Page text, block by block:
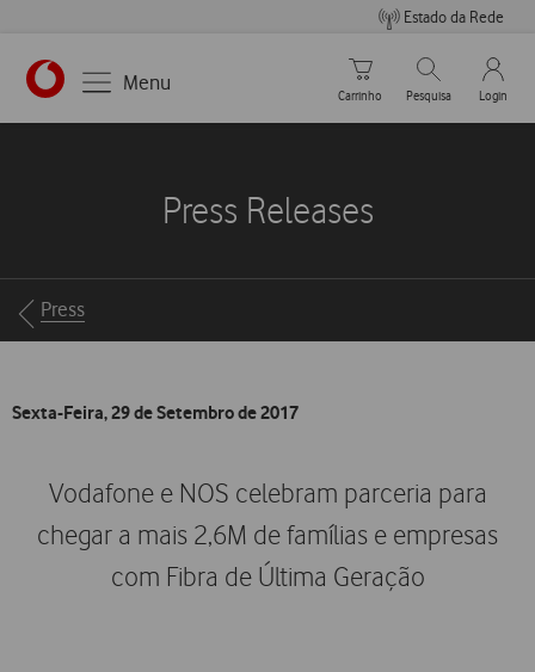
Estado da Rede
https://www.vodafone.pt
Menu
Carrinho de compras
Carrinho
Pesquisar
Pesquisa
My
Login
Press Releases
Breadcrumbs
Press
Sexta-Feira, 29 de Setembro de 2017
Vodafone e NOS celebram parceria para
chegar a mais 2,6M de famílias e empresas
com Fibra de Última Geração